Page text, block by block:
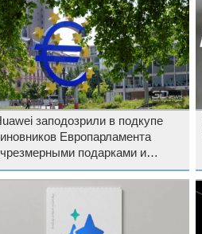
заподозрили в подкупе
Европарламента
подарками и